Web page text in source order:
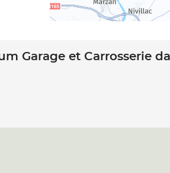
Garage et Carrosserie